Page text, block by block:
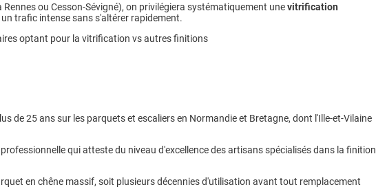
ou Cesson-Sévigné), on privilégiera systématiquement unevitrification
trafic intense sans s'altérer rapidement.
optant pour la vitrification vs autres finitions
de 25 ans sur les parquets et escaliers en Normandie et Bretagne, dont l'Ille-et-Vilaine
qui atteste du niveau d'excellence des artisans spécialisés dans la finition
en chêne massif, soit plusieurs décennies d'utilisation avant tout remplacement